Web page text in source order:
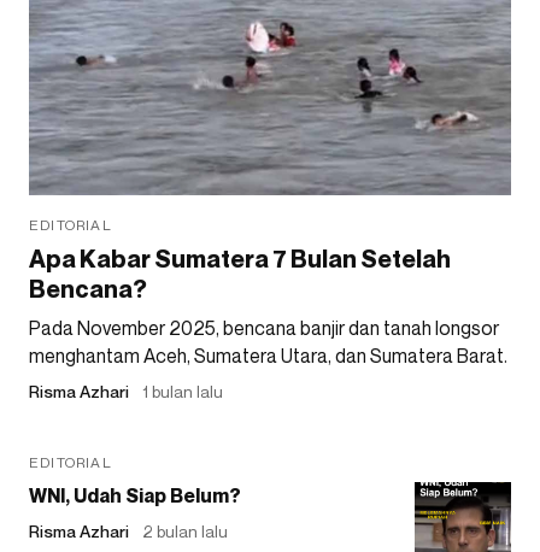
EDITORIAL
Apa Kabar Sumatera 7 Bulan Setelah
Bencana?
Pada November 2025, bencana banjir dan tanah longsor
menghantam Aceh, Sumatera Utara, dan Sumatera Barat.
Risma Azhari 1 bulan lalu
EDITORIAL
WNI, Udah Siap Belum?
Risma Azhari 2 bulan lalu